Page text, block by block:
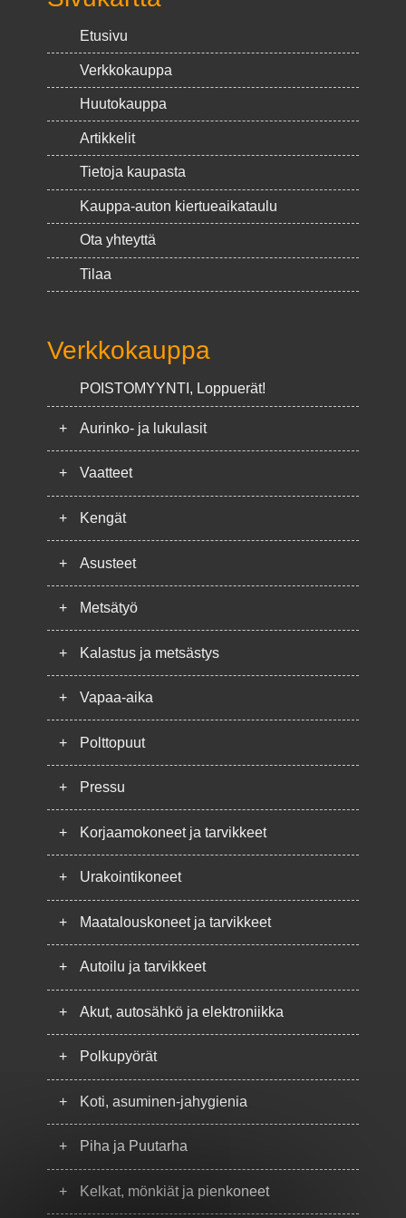
Etusivu
Verkkokauppa
Huutokauppa
Artikkelit
Tietoja kaupasta
Kauppa-auton kiertueaikataulu
Ota yhteyttä
Tilaa
Verkkokauppa
POISTOMYYNTI, Loppuerät!
+ Aurinko- ja lukulasit
+ Vaatteet
+ Kengät
+ Asusteet
+ Metsätyö
+ Kalastus ja metsästys
+ Vapaa-aika
+ Polttopuut
+ Pressu
+ Korjaamokoneet ja tarvikkeet
+ Urakointikoneet
+ Maatalouskoneet ja tarvikkeet
+ Autoilu ja tarvikkeet
+ Akut, autosähkö ja elektroniikka
+ Polkupyörät
+ Koti, asuminen-jahygienia
+ Piha ja Puutarha
+ Kelkat, mönkiät ja pienkoneet